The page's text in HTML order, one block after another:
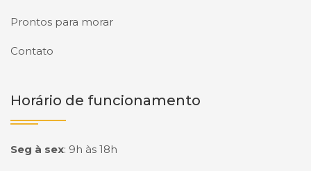
Prontos para morar
Contato
Horário de funcionamento
Seg à sex: 9h às 18h